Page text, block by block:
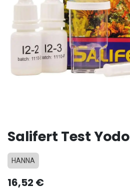
Salifert Test Yodo
HANNA
16,52 €